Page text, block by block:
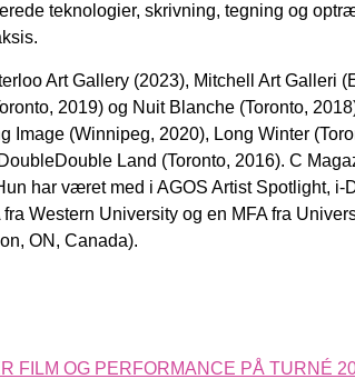
teknologier, skrivning, tegning og
Art Gallery (2023), Mitchell ArtGalleri
2019) og Nuit Blanche (Toronto,
Image (Winnipeg, 2020), Long Winter
DoubleDouble Land (Toronto, 2016). C
har været med i AGOS Artist Spotlight,
Western University og en MFA fra
ON, Canada).
FILM OG PERFORMANCE PÅ TURNÉ